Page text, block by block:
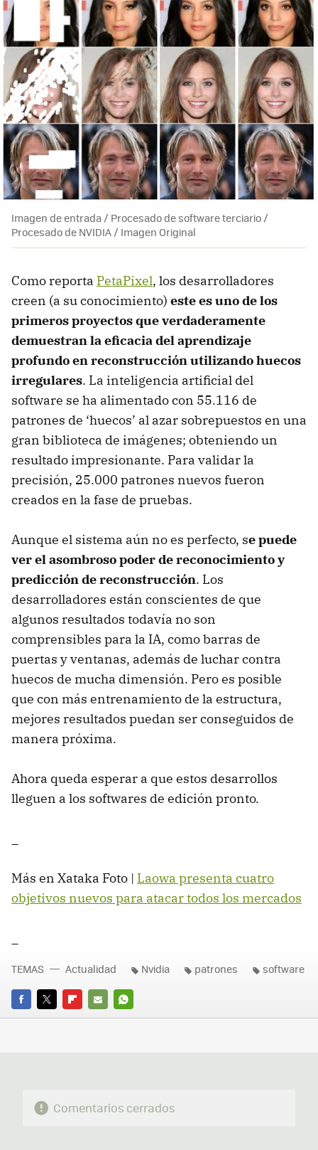
Imagen de entrada / Procesado de software terciario /
Procesado de NVIDIA / Imagen Original
Como reporta PetaPixel, los desarrolladores
creen (a su conocimiento) este es uno de los
primeros proyectos que verdaderamente
demuestran la eficacia del aprendizaje
profundo en reconstrucción utilizando huecos
irregulares. La inteligencia artificial del
software se ha alimentado con 55.116 de
patrones de ‘huecos’ al azar sobrepuestos en una
gran biblioteca de imágenes; obteniendo un
resultado impresionante. Para validar la
precisión, 25.000 patrones nuevos fueron
creados en la fase de pruebas.
Aunque el sistema aún no es perfecto, se puede
ver el asombroso poder de reconocimiento y
predicción de reconstrucción. Los
desarrolladores están conscientes de que
algunos resultados todavía no son
comprensibles para la IA, como barras de
puertas y ventanas, además de luchar contra
huecos de mucha dimensión. Pero es posible
que con más entrenamiento de la estructura,
mejores resultados puedan ser conseguidos de
manera próxima.
Ahora queda esperar a que estos desarrollos
lleguen a los softwares de edición pronto.
Más en Xataka Foto | Laowa presenta cuatro
objetivos nuevos para atacar todos los mercados
FACEBOOK
TWITTERFLIPBOARD
E-
WHATSAPP
TEMAS Actualidad Nvidia patrones software
Comentarios cerrados